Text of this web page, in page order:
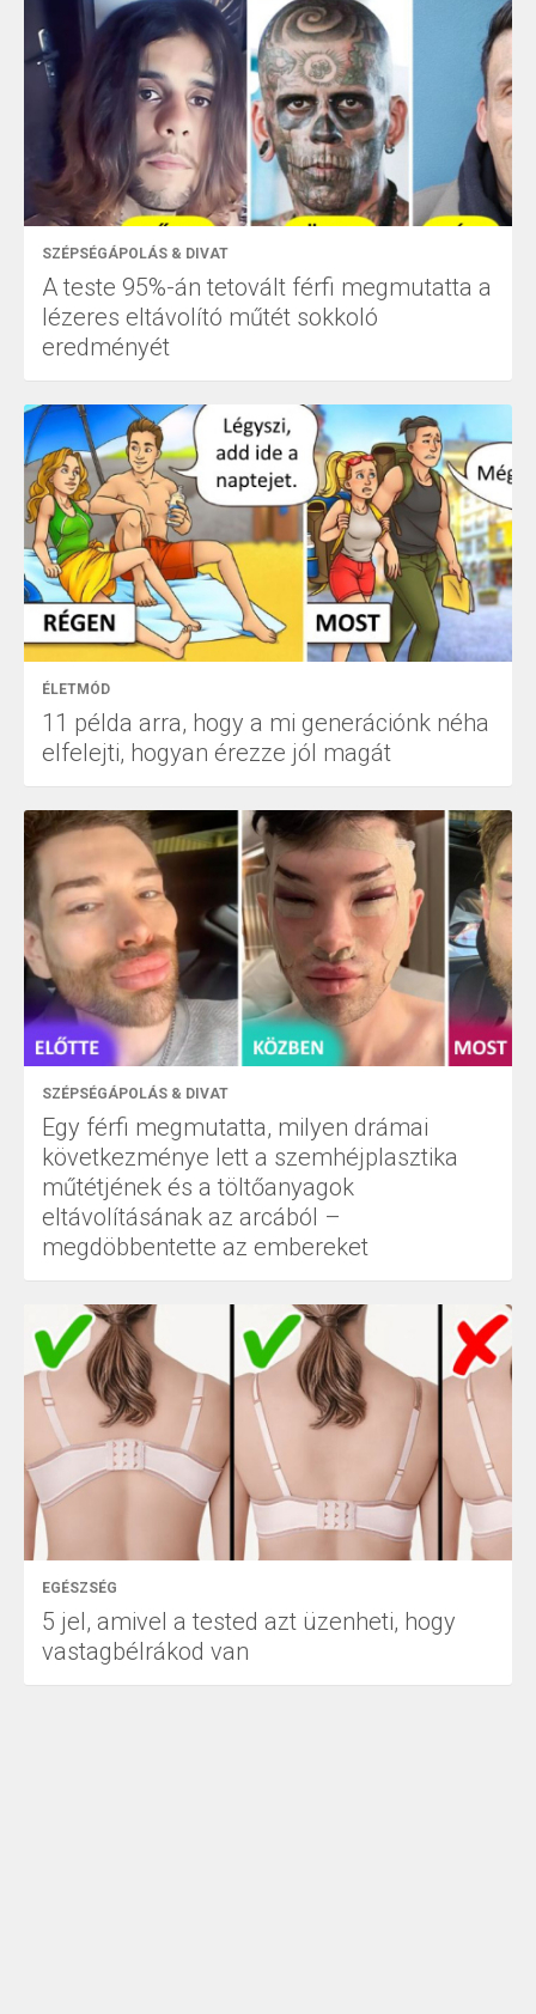
SZÉPSÉGÁPOLÁS & DIVAT
A teste 95%-án tetovált férfi megmutatta a
lézeres eltávolító műtét sokkoló
eredményét
ÉLETMÓD
11 példa arra, hogy a mi generációnk néha
elfelejti, hogyan érezze jól magát
SZÉPSÉGÁPOLÁS & DIVAT
Egy férfi megmutatta, milyen drámai
következménye lett a szemhéjplasztika
műtétjének és a töltőanyagok
eltávolításának az arcából –
megdöbbentette az embereket
EGÉSZSÉG
5 jel, amivel a tested azt üzenheti, hogy
vastagbélrákod van